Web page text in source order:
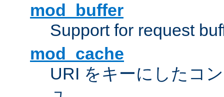
mod_buffer
Support for request
mod_cache
URI をキーにしたコ